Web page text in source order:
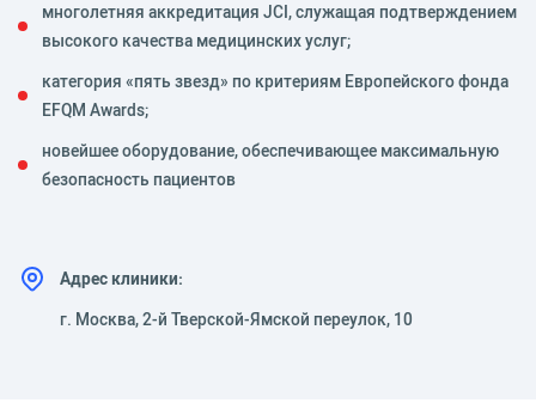
многолетняя аккредитация JCI, служащая подтверждением
высокого качества медицинских услуг;
категория «пять звезд» по критериям Европейского фонда
EFQM Awards;
новейшее оборудование, обеспечивающее максимальную
безопасность пациентов
Адрес клиники:
г. Москва, 2-й Тверской-Ямской переулок, 10